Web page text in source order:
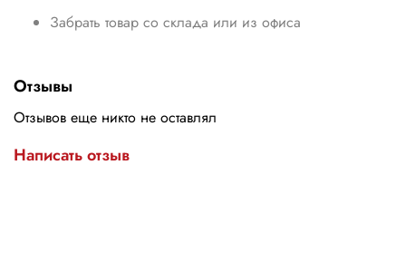
Забрать товар со склада или из офиса
Отзывы
Отзывов еще никто не оставлял
Написать отзыв